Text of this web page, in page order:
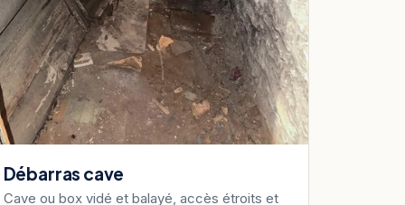
Débarras cave
Cave ou box vidé et balayé, accès étroits et